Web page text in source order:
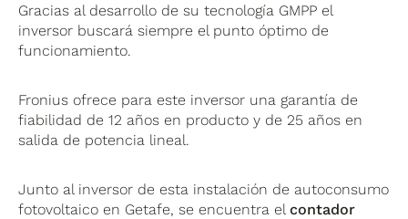
Gracias al desarrollo de su tecnología GMPP el
inversor buscará siempre el punto óptimo de
funcionamiento.
Fronius ofrece para este inversor una garantía de
fiabilidad de 12 años en producto y de 25 años en
salida de potencia lineal.
Junto al inversor de esta instalación de autoconsumo
fotovoltaico en Getafe, se encuentra elcontador